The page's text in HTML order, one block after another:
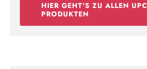
HIER GEHT'S ZU ALLEN
PRODUKTEN